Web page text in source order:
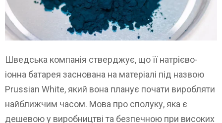
Шведська компанія стверджує, що її натрієво-
іонна батарея заснована на матеріалі під назвою
Prussian White, який вона планує почати виробляти
найближчим часом. Мова про сполуку, яка є
дешевою у виробництві та безпечною при високих